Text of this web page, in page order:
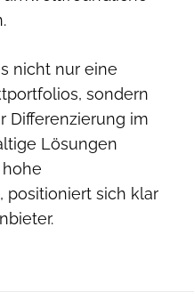
nicht nur eine
sondern
Differenzierung im
Lösungen
positioniert sich klar